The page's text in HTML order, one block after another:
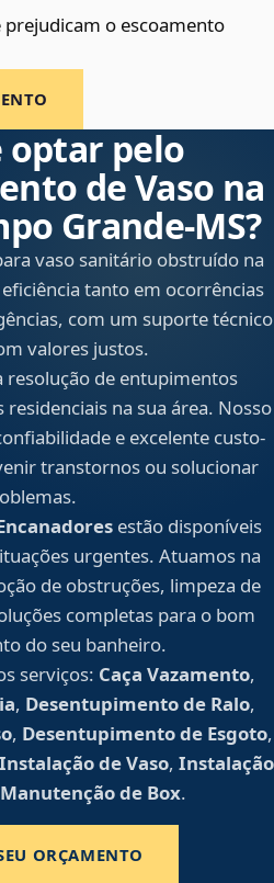
prejudicam o escoamento
optar pelo
de Vaso na
Grande‑MS?
vaso sanitário obstruído na
tanto em ocorrências
com um suporte técnico
valores justos.
resolução de entupimentos
na sua área. Nosso
e excelente custo-
transtornos ou solucionar
estão disponíveis
urgentes. Atuamos na
de obstruções, limpeza de
completas para o bom
do seu banheiro.
serviços: Caça Vazamento,
, Desentupimento de Ralo,
, Desentupimento de Esgoto,
Instalação de Vaso, Instalação
Manutenção de Box.
ORÇAMENTO